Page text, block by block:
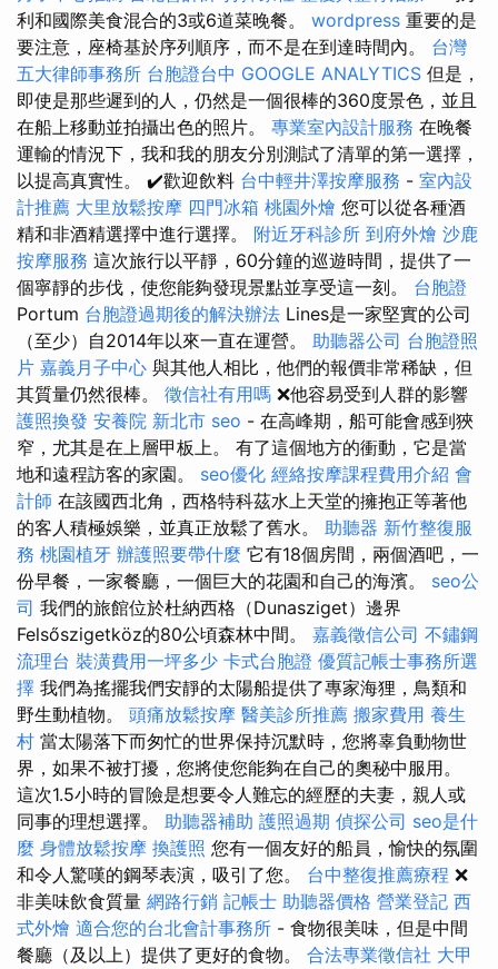
利和國際美食混合的3或6道菜晚餐。 wordpress 重要的是
要注意，座椅基於序列順序，而不是在到達時間內。 台灣
五大律師事務所 台胞證台中 GOOGLE ANALYTICS 但是，
即使是那些遲到的人，仍然是一個很棒的360度景色，並且
在船上移動並拍攝出色的照片。 專業室內設計服務 在晚餐
運輸的情況下，我和我的朋友分別測試了清單的第一選擇，
以提高真實性。 ✔️歡迎飲料 台中輕井澤按摩服務 - 室內設
計推薦 大里放鬆按摩 四門冰箱 桃園外燴 您可以從各種酒
精和非酒精選擇中進行選擇。 附近牙科診所 到府外燴 沙鹿
按摩服務 這次旅行以平靜，60分鐘的巡遊時間，提供了一
個寧靜的步伐，使您能夠發現景點並享受這一刻。 台胞證
Portum 台胞證過期後的解決辦法 Lines是一家堅實的公司
（至少）自2014年以來一直在運營。 助聽器公司 台胞證照
片 嘉義月子中心 與其他人相比，他們的報價非常稀缺，但
其質量仍然很棒。 徵信社有用嗎 ❌他容易受到人群的影響
護照換發 安養院 新北市 seo - 在高峰期，船可能會感到狹
窄，尤其是在上層甲板上。 有了這個地方的衝動，它是當
地和遠程訪客的家園。 seo優化 經絡按摩課程費用介紹 會
計師 在該國西北角，西格特科茲水上天堂的擁抱正等著他
的客人積極娛樂，並真正放鬆了舊水。 助聽器 新竹整復服
務 桃園植牙 辦護照要帶什麼 它有18個房間，兩個酒吧，一
份早餐，一家餐廳，一個巨大的花園和自己的海濱。 seo公
司 我們的旅館位於杜納西格（Dunasziget）邊界
Felsőszigetköz的80公頃森林中間。 嘉義徵信公司 不鏽鋼
流理台 裝潢費用一坪多少 卡式台胞證 優質記帳士事務所選
擇 我們為搖擺我們安靜的太陽船提供了專家海狸，鳥類和
野生動植物。 頭痛放鬆按摩 醫美診所推薦 搬家費用 養生
村 當太陽落下而匆忙的世界保持沉默時，您將辜負動物世
界，如果不被打擾，您將使您能夠在自己的奧秘中服用。
這次1.5小時的冒險是想要令人難忘的經歷的夫妻，親人或
同事的理想選擇。 助聽器補助 護照過期 偵探公司 seo是什
麼 身體放鬆按摩 換護照 您有一個友好的船員，愉快的氛圍
和令人驚嘆的鋼琴表演，吸引了您。 台中整復推薦療程 ❌
非美味飲食質量 網路行銷 記帳士 助聽器價格 營業登記 西
式外燴 適合您的台北會計事務所 - 食物很美味，但是中間
餐廳（及以上）提供了更好的食物。 合法專業徵信社 大甲